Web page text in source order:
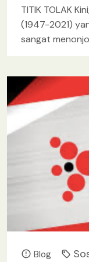
TITIK TOLAK
(1947-2021)
sangat
Blog